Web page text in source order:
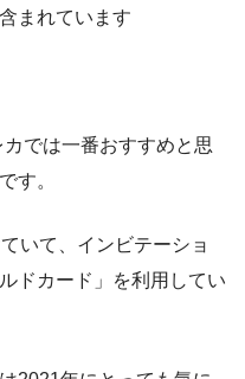
まれています
では一番おすすめと思
す。
いて、インビテーショ
ドカード」を利用してい